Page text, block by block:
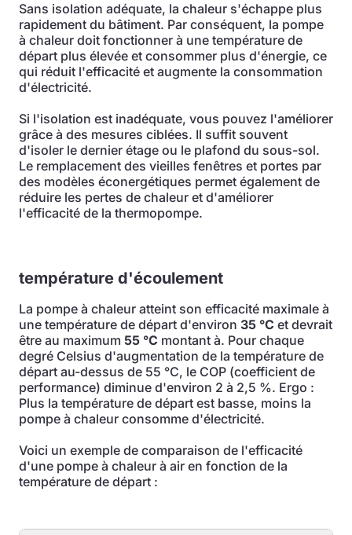
Sans isolation adéquate, la chaleur s'échappe plus
rapidement du bâtiment. Par conséquent, la pompe
à chaleur doit fonctionner à une température de
départ plus élevée et consommer plus d'énergie, ce
qui réduit l'efficacité et augmente la consommation
d'électricité.
Si l'isolation est inadéquate, vous pouvez l'améliorer
grâce à des mesures ciblées. Il suffit souvent
d'isoler le dernier étage ou le plafond du sous-sol.
Le remplacement des vieilles fenêtres et portes par
des modèles éconergétiques permet également de
réduire les pertes de chaleur et d'améliorer
l'efficacité de la thermopompe.
température d'écoulement
La pompe à chaleur atteint son efficacité maximale à
une température de départ d'environ 35 °C et devrait
être au maximum 55 °C montant à. Pour chaque
degré Celsius d'augmentation de la température de
départ au-dessus de 55 °C, le COP (coefficient de
performance) diminue d'environ 2 à 2,5 %. Ergo :
Plus la température de départ est basse, moins la
pompe à chaleur consomme d'électricité.
Voici un exemple de comparaison de l'efficacité
d'une pompe à chaleur à air en fonction de la
température de départ :